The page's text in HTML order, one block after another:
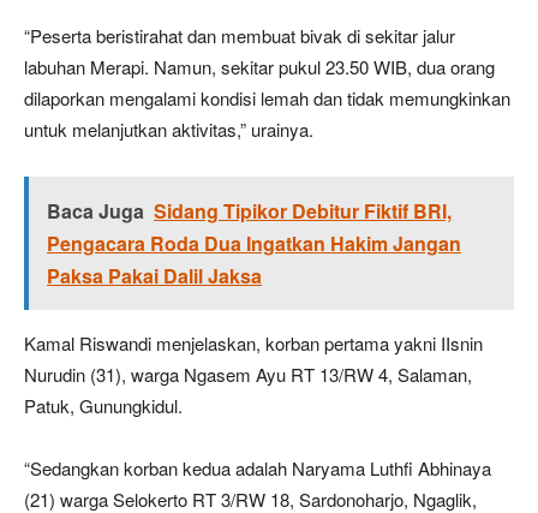
“Peserta beristirahat dan membuat bivak di sekitar jalur
labuhan Merapi. Namun, sekitar pukul 23.50 WIB, dua orang
dilaporkan mengalami kondisi lemah dan tidak memungkinkan
untuk melanjutkan aktivitas,” urainya.
Baca Juga Sidang Tipikor Debitur Fiktif BRI,
Pengacara Roda Dua Ingatkan Hakim Jangan
Paksa Pakai Dalil Jaksa
Kamal Riswandi menjelaskan, korban pertama yakni IIsnin
Nurudin (31), warga Ngasem Ayu RT 13/RW 4, Salaman,
Patuk, Gunungkidul.
“Sedangkan korban kedua adalah Naryama Luthfi Abhinaya
(21) warga Selokerto RT 3/RW 18, Sardonoharjo, Ngaglik,